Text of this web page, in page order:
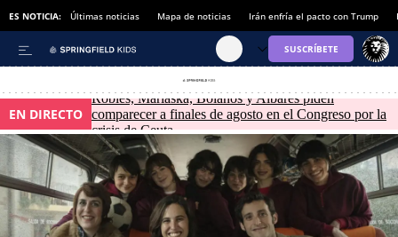
ES NOTICIA: Últimas noticias Mapa de noticias Irán enfría el pacto con Trump
EN DIRECTO
Robles, Marlaska, Bolaños y Albares piden
comparecer a finales de agosto en el Congreso por la
crisis de Ceuta